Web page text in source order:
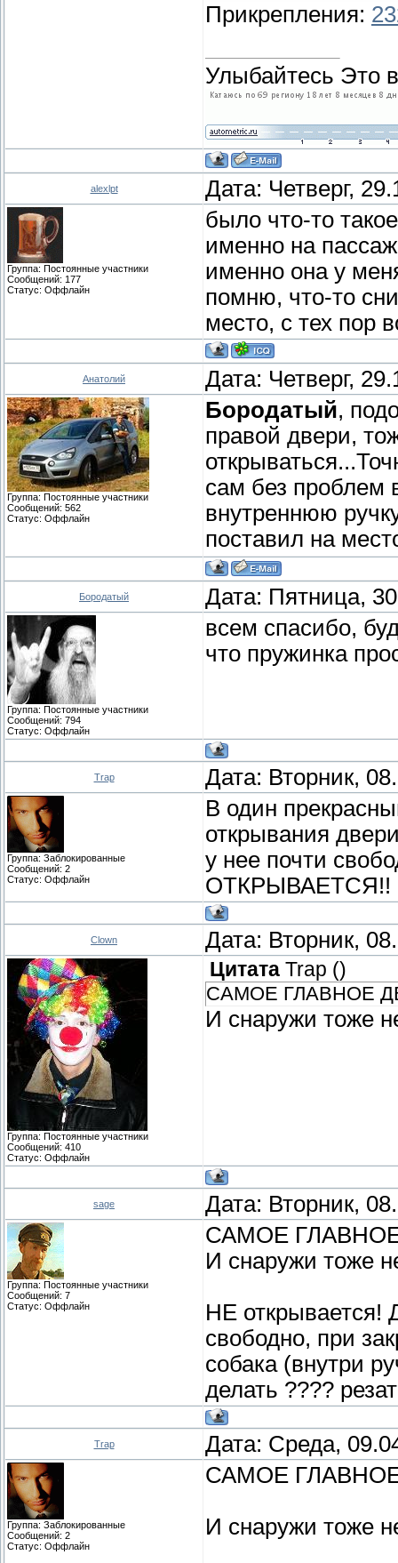
Прикрепления:
Улыбайтесь Это
alexlpt Дата: Четверг,
Группа: Постоянные участники
Сообщений: 177
Статус: Оффлайн
было что-то
именно на
именно она у
помню, что-то
место, с тех пор
Анатолий Дата: Четверг,
Группа: Постоянные участники
Сообщений: 562
Статус: Оффлайн
Бородатый,
правой двери,
сам без проблем
внутреннюю
поставил на
Бородатый Дата: Пятница,
Группа: Постоянные участники
Сообщений: 794
Статус: Оффлайн
всем спасибо,
что пружинка
Trap Дата: Вторник,
Группа: Заблокированные
Сообщений: 2
Статус: Оффлайн
В один
открывания
у нее почти
ОТКРЫВАЕТСЯ!!
Clown Дата: Вторник,
Группа: Постоянные участники
Сообщений: 410
Статус: Оффлайн
Цитата Trap ()
САМОЕ ГЛАВНОЕ
И снаружи тоже
sage Дата: Вторник,
Группа: Постоянные участники
Сообщений: 7
Статус: Оффлайн
САМОЕ
И снаружи тоже
НЕ открывается!
свободно, при
собака (внутри
делать ????
Trap Дата: Среда,
Группа: Заблокированные
Сообщений: 2
Статус: Оффлайн
САМОЕ
И снаружи тоже